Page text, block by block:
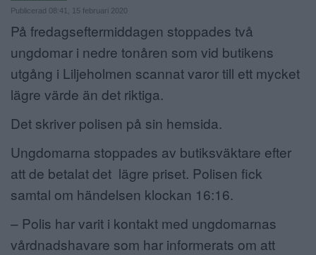
ANNONSERA
NÄRINGSLIV
MER
Publicerad 08:41, 15 februari 2020
På fredagseftermiddagen stoppades två
ungdomar i nedre tonåren som vid butikens
utgång i Liljeholmen scannat varor till ett mycket
lägre värde än det riktiga.
Det skriver polisen på sin hemsida.
Ungdomarna stoppades av butiksväktare efter
att de betalat det lägre priset. Polisen fick
samtal om händelsen klockan 16:16.
– Polis har varit i kontakt med ungdomarnas
vårdnadshavare som har informerats om att